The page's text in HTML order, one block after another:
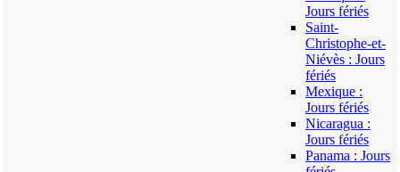
Jours fériés
Saint-
Christophe-et-
Niévès : Jours
fériés
Mexique :
Jours fériés
Nicaragua :
Jours fériés
Panama : Jours